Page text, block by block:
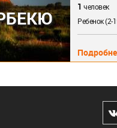
1 человек
Ребенок (2-